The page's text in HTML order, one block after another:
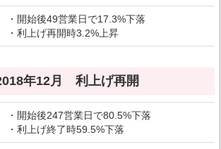
・開始後49営業日で17.3%下落
・利上げ再開時3.2%上昇
年12月 利上げ再開
・開始後247営業日で80.5%下落
・利上げ終了時59.5%下落